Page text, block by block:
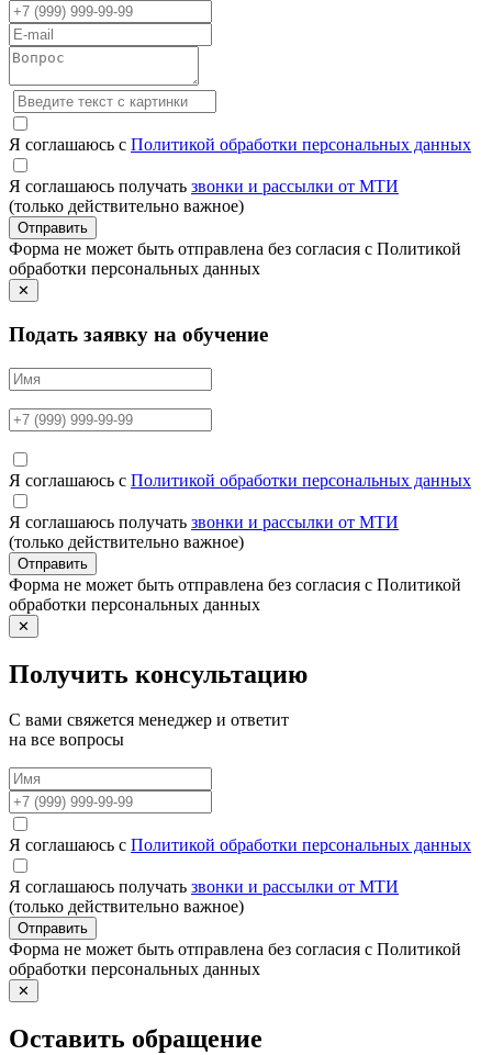
Я соглашаюсь с Политикой обработки персональных данных
Я соглашаюсь получать звонки и рассылки от МТИ
(только действительно важное)
Отправить
Форма не может быть отправлена без согласия с Политикой
обработки персональных данных
✕
Подать заявку на обучение
Я соглашаюсь с Политикой обработки персональных данных
Я соглашаюсь получать звонки и рассылки от МТИ
(только действительно важное)
Отправить
Форма не может быть отправлена без согласия с Политикой
обработки персональных данных
✕
Получить консультацию
С вами свяжется менеджер и ответит
на все вопросы
Я соглашаюсь с Политикой обработки персональных данных
Я соглашаюсь получать звонки и рассылки от МТИ
(только действительно важное)
Отправить
Форма не может быть отправлена без согласия с Политикой
обработки персональных данных
✕
Оставить обращение